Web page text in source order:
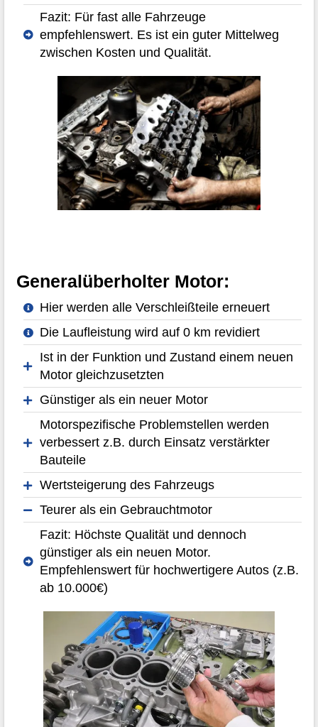
Fazit: Für fast alle Fahrzeuge
empfehlenswert. Es ist ein guter Mittelweg
zwischen Kosten und Qualität.
Generalüberholter Motor:
Hier werden alle Verschleißteile erneuert
Die Laufleistung wird auf 0 km revidiert
Ist in der Funktion und Zustand einem neuen
Motor gleichzusetzten
Günstiger als ein neuer Motor
Motorspezifische Problemstellen werden
verbessert z.B. durch Einsatz verstärkter
Bauteile
Wertsteigerung des Fahrzeugs
Teurer als ein Gebrauchtmotor
Fazit: Höchste Qualität und dennoch
günstiger als ein neuen Motor.
Empfehlenswert für hochwertigere Autos (z.B.
ab 10.000€)